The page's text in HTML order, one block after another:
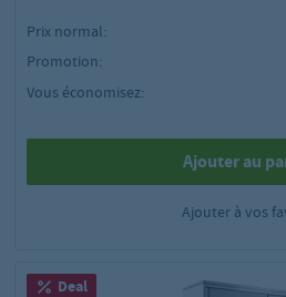
Prix normal:
Promotion:
Vous économisez:
Ajouter au
Ajouter à vos
Deal